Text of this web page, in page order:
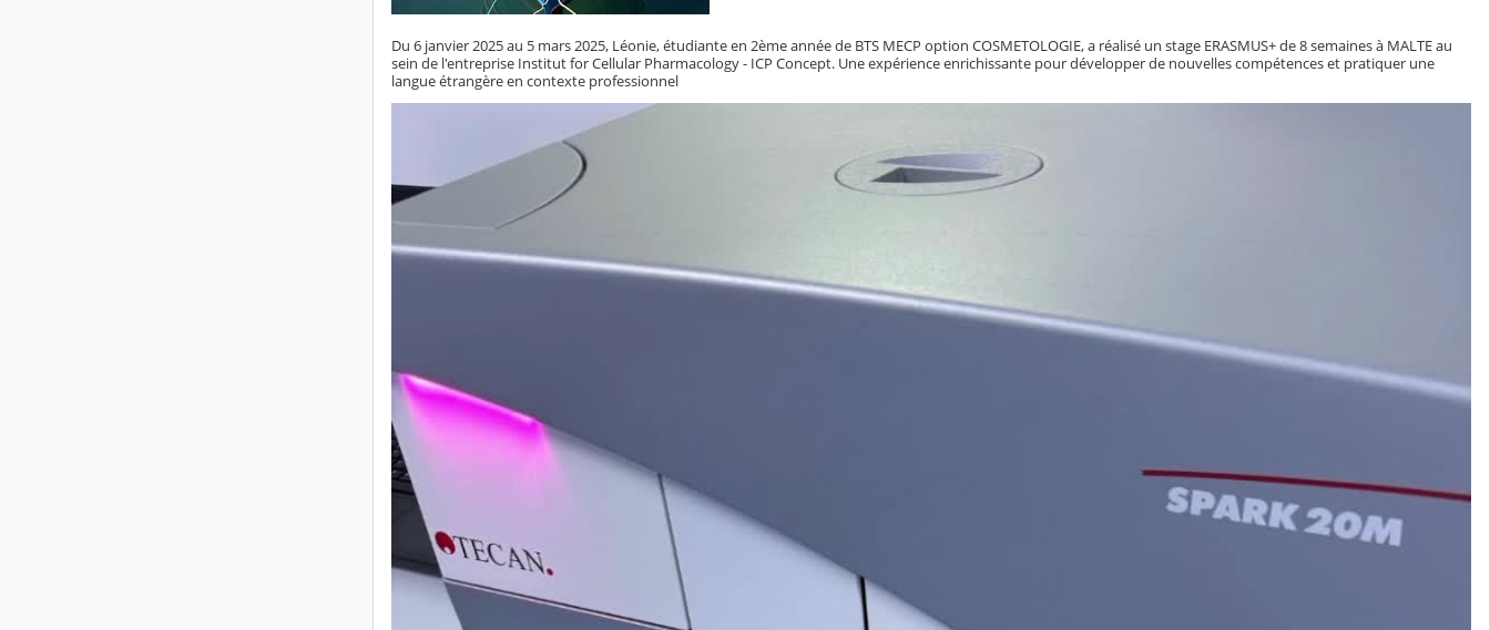
Du 6 janvier 2025 au 5 mars 2025, Léonie, étudiante en 2ème année de BTS MECP option COSMETOLOGIE, a réalisé un stage ERASMUS+ de 8 semaines à MALTE au
sein de l'entreprise Institut for Cellular Pharmacology - ICP Concept. Une expérience enrichissante pour développer de nouvelles compétences et pratiquer une
langue étrangère en contexte professionnel